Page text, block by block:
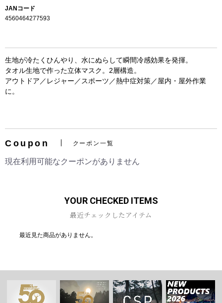
お買い物を続ける
JANコード
4560464277593
生地が冷たくひんやり、水にぬらして瞬間冷感効果を発揮。
タオル生地で作った立体マスク。2層構造。
アウトドア／レジャー／スポーツ／熱中症対策／屋内・屋外作業
に。
Coupon クーポン一覧
現在利用可能なクーポンがありません
YOUR CHECKED ITEMS
最近チェックしたアイテム
最近見た商品がありません。